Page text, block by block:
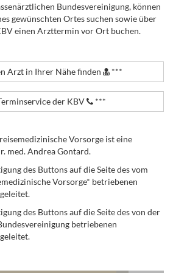
Bundesvereinigung, können
gewünschten Ortes suchen sowie über
einen Arzttermin vor Ort buchen.
Arzt in Ihrer Nähe finden ***
der KBV ***
Vorsorge ist eine
med. Andrea Gontard.
des Buttons auf die Seite des vom
Vorsorge* betriebenen
des Buttons auf die Seite des von der
betriebenen